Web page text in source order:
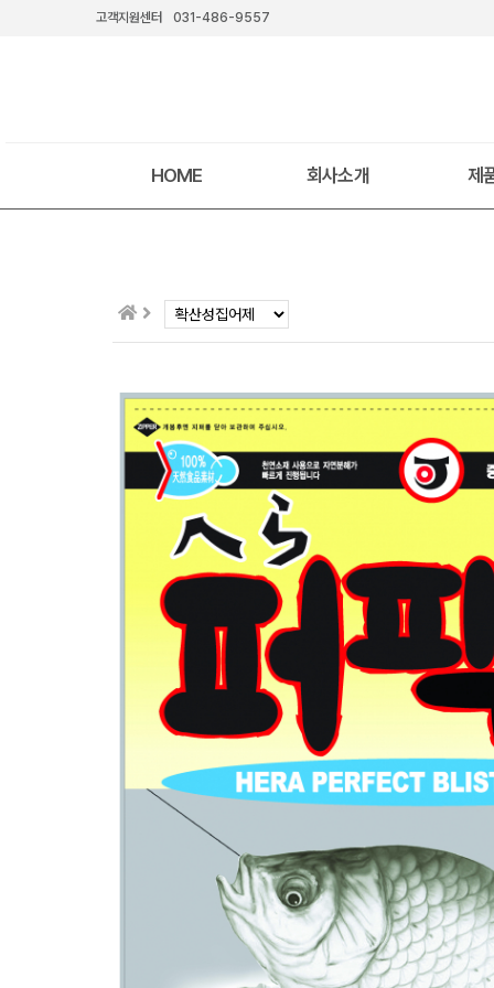
고객지원센터 031-486-9557
HOME 회사소개 제